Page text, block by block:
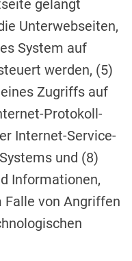
gelangt
Unterwebseiten,
System auf
werden, (5)
Zugriffs auf
Protokoll-
Internet-Service-
und (8)
Informationen,
Falle von Angriffen